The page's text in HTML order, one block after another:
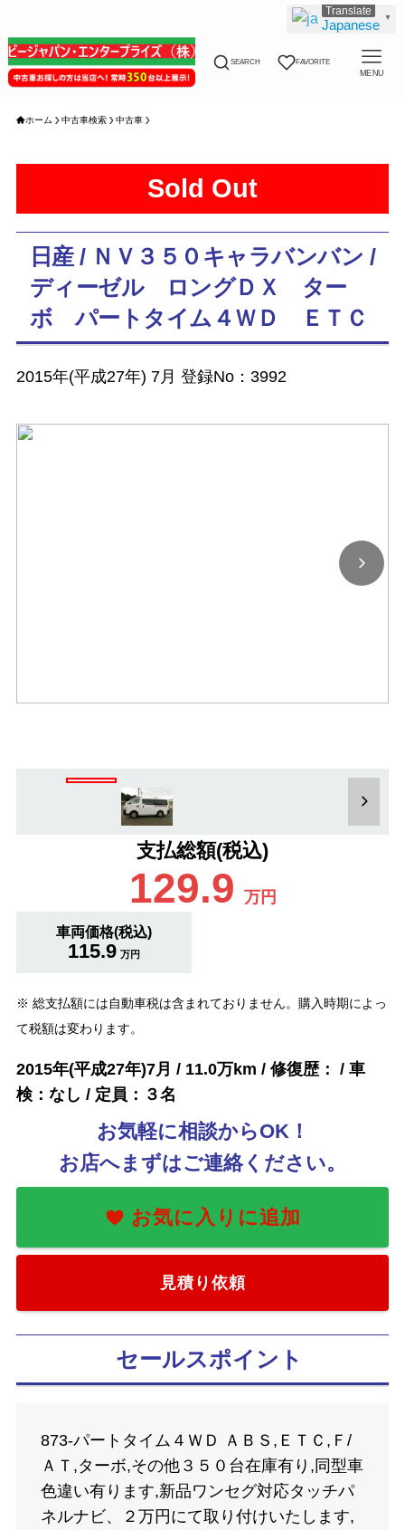
SEARCH FAVORITE
MENU
ホーム 中古車検索 中古車
Sold Out
日産 / ＮＶ３５０キャラバンバン /
ディーゼル ロングＤＸ ター
ボ パートタイム４ＷＤ ＥＴＣ
2015年(平成27年) 7月 登録No：3992
支払総額(税込)
129.9 万円
車両価格(税込)
115.9 万円
※ 総支払額には自動車税は含まれておりません。購入時期によっ
て税額は変わります。
2015年(平成27年)7月 / 11.0万km / 修復歴： / 車
検：なし / 定員：３名
お気軽に相談からOK！
お店へまずはご連絡ください。
お気に入りに追加
見積り依頼
セールスポイント
873-パートタイム４ＷＤ ＡＢＳ,ＥＴＣ,Ｆ/
ＡＴ,ターボ,その他３５０台在庫有り,同型車
色違い有ります,新品ワンセグ対応タッチパ
ネルナビ、２万円にて取り付けいたします,
Japanese ▼